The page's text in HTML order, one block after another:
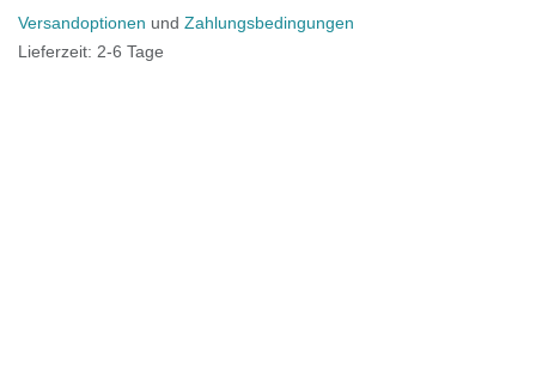
Versandoptionen und Zahlungsbedingungen
Lieferzeit: 2-6 Tage